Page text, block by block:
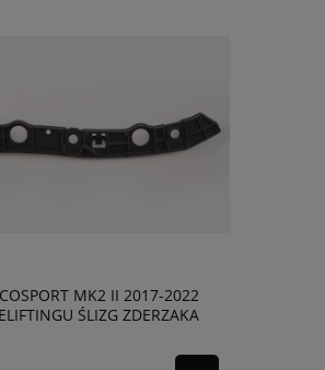
MK2 II 2017-2022
ŚLIZG ZDERZAKA